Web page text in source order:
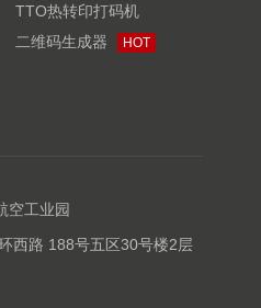
TTO热转印打码机
二维码生成器 HOT
空工业园
西路 188号五区30号楼2层